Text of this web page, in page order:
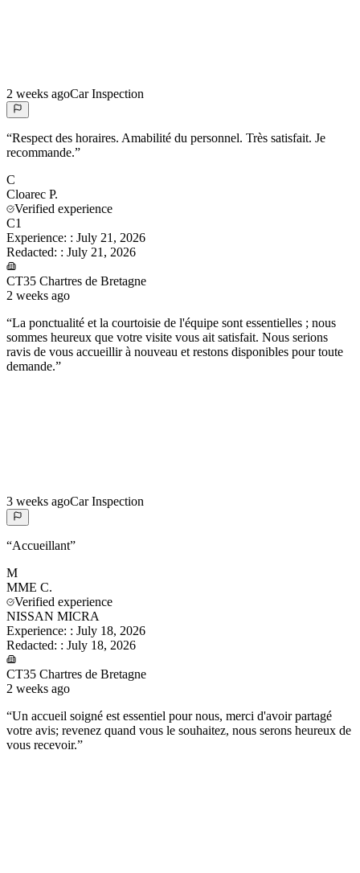
2 weeks agoCar Inspection
“Respect des horaires. Amabilité du personnel. Très satisfait. Je
recommande.”
C
Cloarec P.
Verified experience
C1
Experience: : July 21, 2026
Redacted: : July 21, 2026
CT35 Chartres de Bretagne
2 weeks ago
“La ponctualité et la courtoisie de l'équipe sont essentielles ; nous
sommes heureux que votre visite vous ait satisfait. Nous serions
ravis de vous accueillir à nouveau et restons disponibles pour toute
demande.”
3 weeks agoCar Inspection
“Accueillant”
M
MME C.
Verified experience
NISSAN MICRA
Experience: : July 18, 2026
Redacted: : July 18, 2026
CT35 Chartres de Bretagne
2 weeks ago
“Un accueil soigné est essentiel pour nous, merci d'avoir partagé
votre avis; revenez quand vous le souhaitez, nous serons heureux de
vous recevoir.”